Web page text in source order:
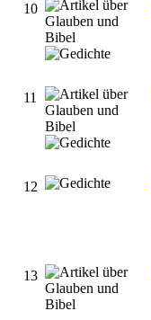
10
11
12
13